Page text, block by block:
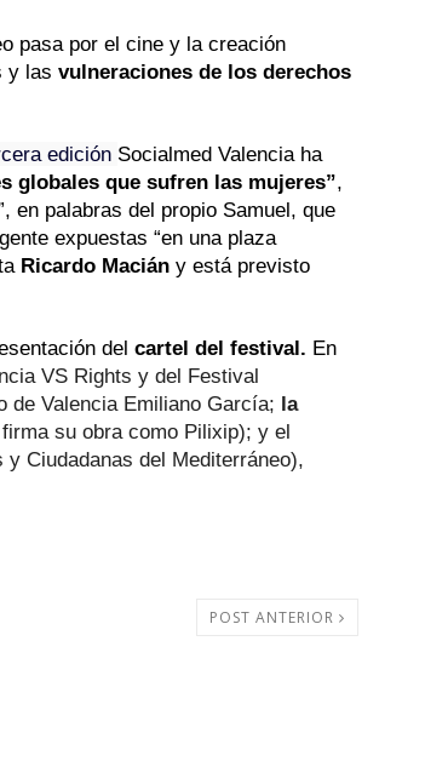
pasa por el cine y la creación
y las vulneraciones de los derechos
edición Socialmed Valencia ha
globales que sufren las mujeres”,
en palabras del propio Samuel, que
expuestas “en una plaza
Ricardo Macián y está previsto
del cartel del festival. En
VS Rights y del Festival
de Valencia Emiliano García; la
su obra como Pilixip); y el
Ciudadanas del Mediterráneo),
POST ANTERIOR